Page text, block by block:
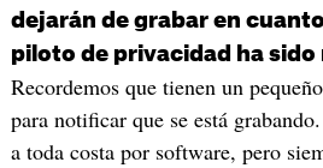
dejarán de grabar en
piloto de privacidad ha sido
Recordemos que tienen un
para notificar que se está
a toda costa por software, pero